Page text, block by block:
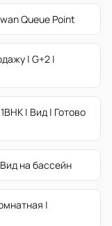
Queue Point
| G+2 |
| Вид | Готово
на бассейн
|